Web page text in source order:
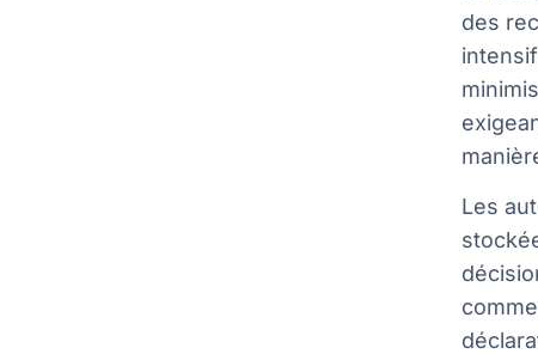
des
Les